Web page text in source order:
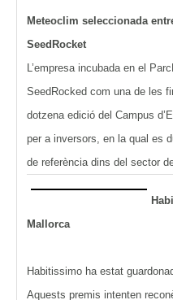
Meteoclim seleccionada
SeedRocket
L’empresa incubada en el
SeedRocked com una de les
dotzena edició del Campus
per a inversors, en la qual es
de referència dins del sector
Mallorca
Habitissimo ha estat
Aquests premis intenten